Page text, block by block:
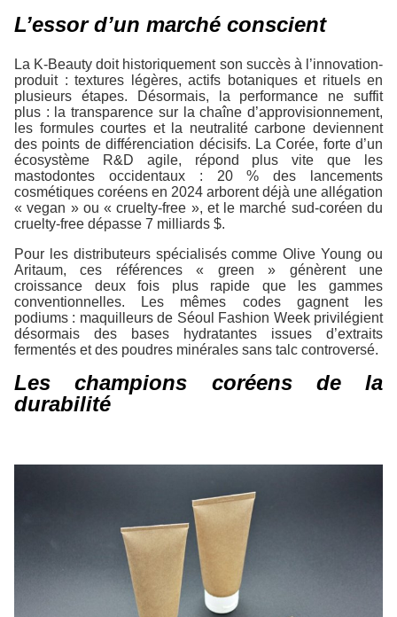
L’essor d’un marché conscient
La K-Beauty doit historiquement son succès à l’innovation-
produit : textures légères, actifs botaniques et rituels en
plusieurs étapes. Désormais, la performance ne suffit
plus : la transparence sur la chaîne d’approvisionnement,
les formules courtes et la neutralité carbone deviennent
des points de différenciation décisifs. La Corée, forte d’un
écosystème R&D agile, répond plus vite que les
mastodontes occidentaux : 20 % des lancements
cosmétiques coréens en 2024 arborent déjà une allégation
« vegan » ou « cruelty-free », et le marché sud-coréen du
cruelty-free dépasse 7 milliards $.
Pour les distributeurs spécialisés comme Olive Young ou
Aritaum, ces références « green » génèrent une
croissance deux fois plus rapide que les gammes
conventionnelles. Les mêmes codes gagnent les
podiums : maquilleurs de Séoul Fashion Week privilégient
désormais des bases hydratantes issues d’extraits
fermentés et des poudres minérales sans talc controversé.
Les champions coréens de la
durabilité